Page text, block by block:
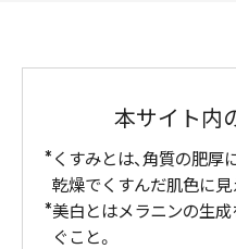
本サイト内
くすみとは、角質の肥厚
乾燥でくすんだ肌色に見
美白とはメラニンの生成
ぐこと。